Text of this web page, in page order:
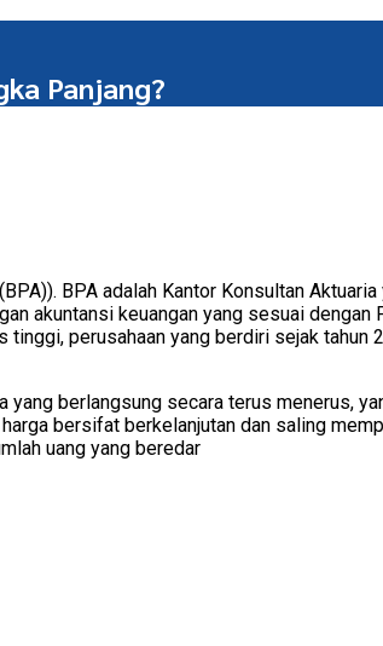
Panjang?
BPA adalah Kantor Konsultan
akuntansi keuangan yang sesuai
perusahaan yang berdiri sejak
berlangsung secara terus menerus,
bersifat berkelanjutan dan saling
uang yang beredar